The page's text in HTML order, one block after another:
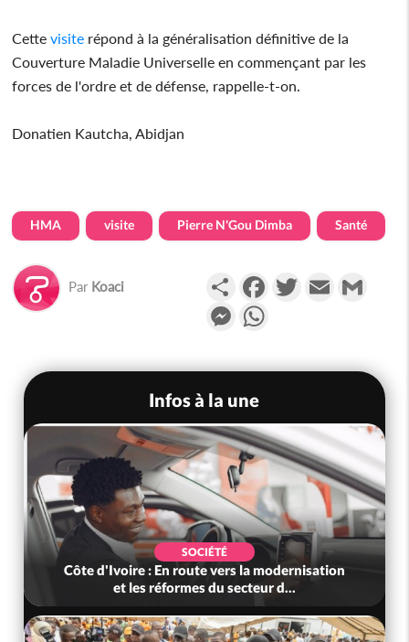
Cettevisite répond à la généralisation définitive de la
Couverture Maladie Universelle en commençant par les
forces de l'ordre et de défense, rappelle-t-on.
Donatien Kautcha, Abidjan
HMA visite Pierre N'Gou Dimba Santé
Par Koaci PartagerFacebookTwitterEmail
Messenger
Infos à la une
POLITIQUE
Mali : Le JNIM revendique l'attaque d'une
caserne à San, au moins 10 milita...